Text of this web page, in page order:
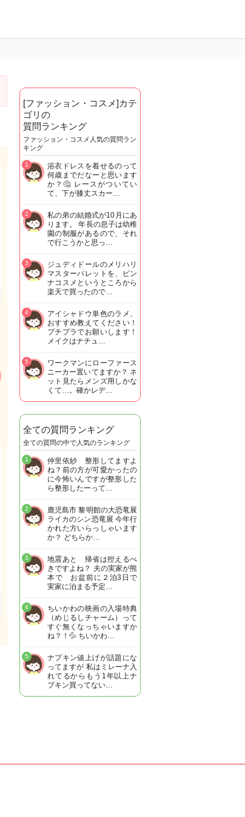
[ファッション・コスメ]カテ
ゴリの
質問ランキング
ファッション・コスメ人気の質問ラン
キング
浴衣ドレスを着せるのって
何歳までだなーと思います
か？🤔 レースがついてい
て、下が膝丈スカー…
1
私の弟の結婚式が10月にあ
ります。 年長の息子は幼稚
園の制服があるので、それ
で行こうかと思っ…
2
ジュディドールのメリハリ
マスターパレットを、ピン
ナコスメというところから
楽天で買ったので…
3
アイシャドウ単色のラメ、
おすすめ教えてください！
プチプラでお願いします！
メイクはナチュ…
4
ワークマンにローファース
ニーカー置いてますか？ ネ
ット見たらメンズ用しかな
くて…。確かレデ…
5
全ての質問ランキング
全ての質問の中で人気のランキング
仲里依紗 整形してますよ
ね？前の方が可愛かったの
に今怖いんですが整形した
ら整形したーって…
1
鹿児島市 黎明館の大恐竜展
ライカのシン恐竜展 今年行
かれた方いらっしゃいます
か？ どちらか…
2
地震あと 帰省は控えるべ
きですよね？ 夫の実家が熊
本で お盆前に２泊3日で
実家に泊まる予定…
3
ちいかわの映画の入場特典
（めじるしチャーム）って
すぐ無くなっちゃいますか
ね？！💦 ちいかわ…
4
ナプキン値上げが話題にな
ってますが 私はミレーナ入
れてるからもう1年以上ナ
プキン買ってない…
5